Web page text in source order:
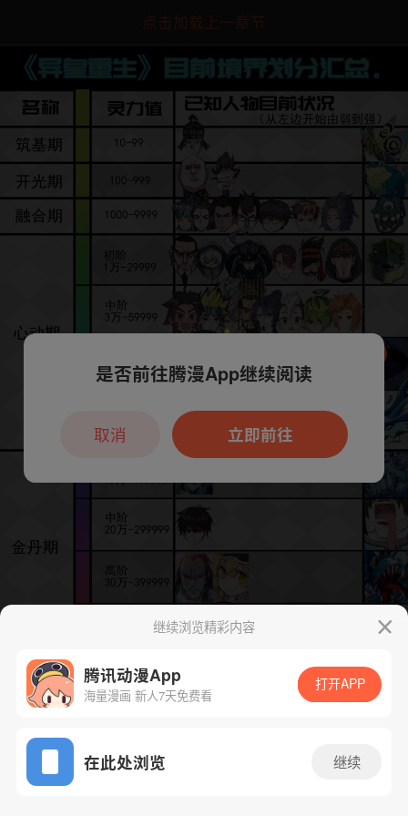
点击加载上一章节
App免费看
下一话
继续浏览精彩内容
腾讯动漫App
海量漫画 新人7天免费看
打开APP
在此处浏览 继续
本章节仅支持App阅读，可打开App新用
户7天免费看
是否前往腾漫App继续阅读
立即前往
取消